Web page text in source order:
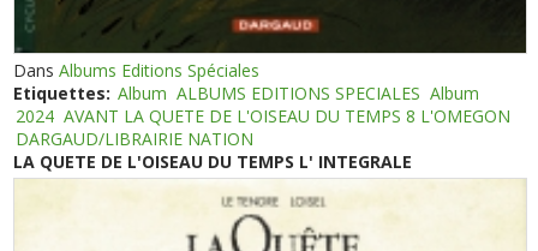
DansAlbums Editions Spéciales
Etiquettes: Album ALBUMS EDITIONS SPECIALES Album
2024 AVANT LA QUETE DE L'OISEAU DU TEMPS 8 L'OMEGON
DARGAUD/LIBRAIRIE NATION
LA QUETE DE L'OISEAU DU TEMPS L' INTEGRALE